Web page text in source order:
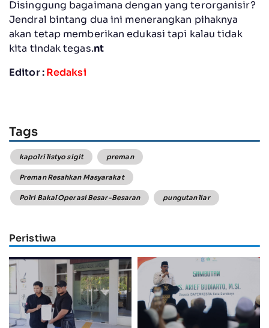
Disinggung bagaimana dengan yang terorganisir?
Jendral bintang dua ini menerangkan pihaknya
akan tetap memberikan edukasi tapi kalau tidak
kita tindak tegas.nt
Editor :Redaksi
Tags
kapolri listyo sigit preman
Preman Resahkan Masyarakat
Polri Bakal Operasi Besar-Besaran pungutan liar
Peristiwa